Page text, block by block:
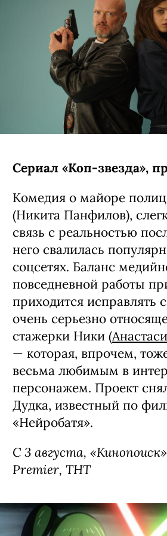
Сериал «Коп-звезда»,
Комедия о майоре
(Никита Панфилов),
связь с реальностью
него свалилась
соцсетях. Баланс
повседневной работы
приходится
очень серьезно
стажерки Ники (
— которая, впрочем,
весьма любимым в
персонажем. Проект
Дудка, известный по
«Нейробатя».
С 3 августа,
Premier, ТНТ